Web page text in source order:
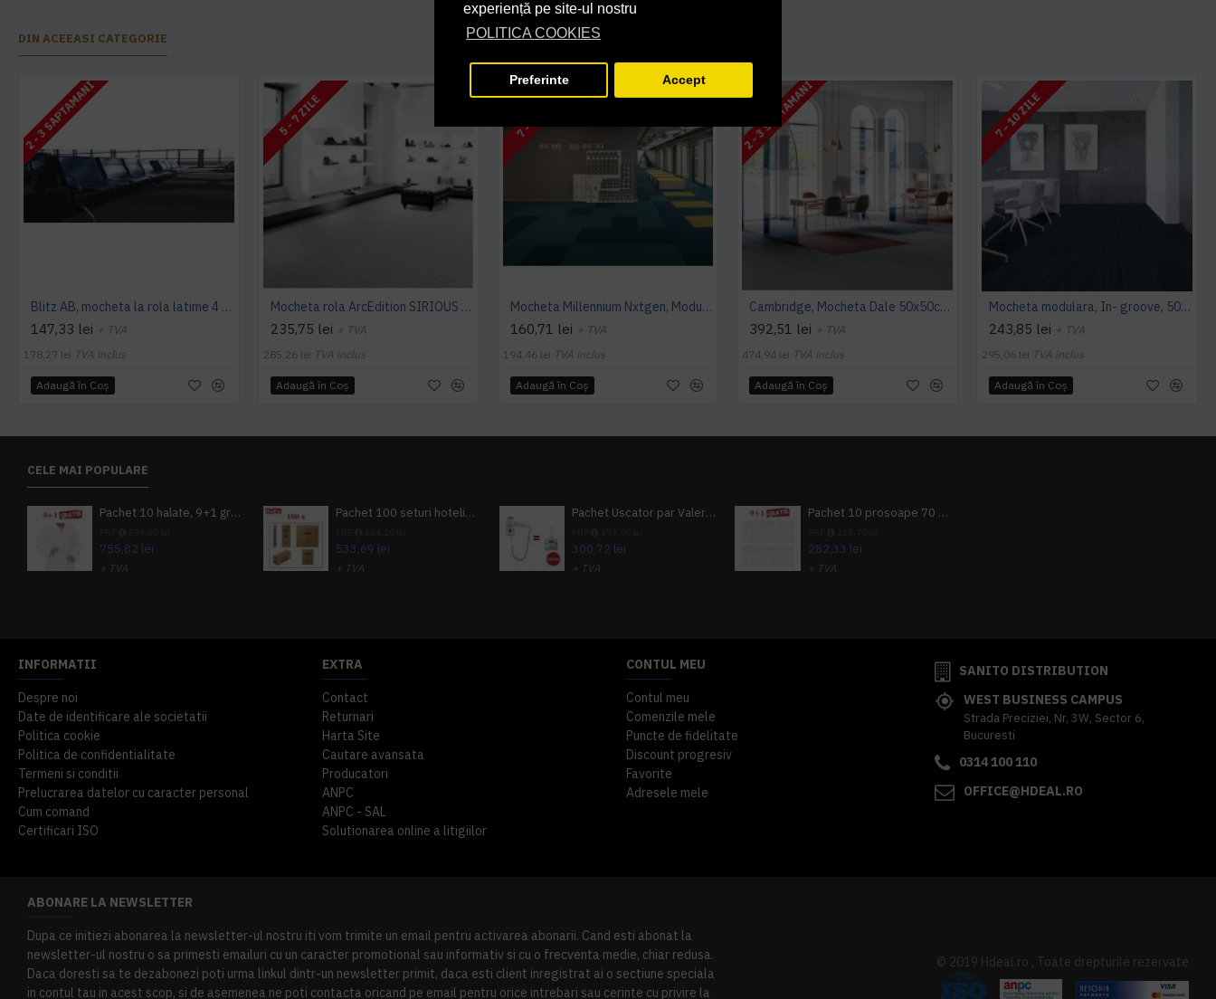
experiență pe site-ul nostru
POLITICA COOKIES
Preferinte Accept
DIN ACEEASI CATEGORIE
2 - 3 SAPTAMANI
Blitz AB, mocheta la rola latime 4 m, Balta Industries
147,33 lei + TVA
178,27 lei TVA inclus
Adaugă în Coş
5 - 7 ZILE
Mocheta rola ArcEdition SIRIOUS AB
235,75 lei + TVA
285,26 lei TVA inclus
Adaugă în Coş
7 - 10 ZILE
Mocheta Millennium Nxtgen, Modulyss
160,71 lei + TVA
194,46 lei TVA inclus
Adaugă în Coş
2 - 3 SAPTAMANI
Cambridge, Mocheta Dale 50x50cm, Modulyss
392,51 lei + TVA
474,94 lei TVA inclus
Adaugă în Coş
7 - 10 ZILE
Mocheta modulara, In- groove, 50 x 50 cm, Modulyss
243,85 lei + TVA
295,06 lei TVA inclus
Adaugă în Coş
CELE MAI POPULARE
Pachet 10 halate, 9+1 gratuit
755,82 lei
+ TVA
Pachet 100 seturi hoteliere, set dentar, set barbierit, casca de dus, pila unghii, set cusut
533,69 lei
+ TVA
Pachet Uscator par Valera Action Super Plus + GRATUIT Sampon si gel de dus Tork
300,72 lei
+ TVA
Pachet 10 prosoape 70 x 140cm 9 + 1 gratuit
282,33 lei
+ TVA
INFORMATII
Despre noi
Date de identificare ale societatii
Politica cookie
Politica de confidentialitate
Termeni si conditii
Prelucrarea datelor cu caracter personal
Cum comand
Certificari ISO
EXTRA
Contact
Returnari
Harta Site
Cautare avansata
Producatori
ANPC
ANPC - SAL
Solutionarea online a litigiilor
CONTUL MEU
Contul meu
Comenzile mele
Puncte de fidelitate
Discount progresiv
Favorite
Adresele mele
SANITO DISTRIBUTION
WEST BUSINESS CAMPUS
Strada Preciziei, Nr, 3W, Sector 6,
Bucuresti
0314 100 110
OFFICE@HDEAL.RO
ABONARE LA NEWSLETTER
Dupa ce initiezi abonarea la newsletter-ul nostru iti vom trimite un email pentru activarea abonarii. Cand esti abonat la
newsletter-ul nostru o sa primesti emailuri cu un caracter promotional sau informativ si cu o frecventa medie, chiar redusa.
Daca doresti sa te dezabonezi poti urma linkul dintr-un newsletter primit, daca esti client inregistrat ai o sectiune speciala
in contul tau in acest scop, si de asemenea ne poti contacta oricand pe email pentru orice intrebari sau cerinte cu privire la
© 2019 Hdeal.ro , Toate drepturile rezervate